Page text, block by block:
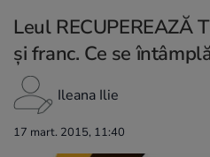
Leul RECUPEREAZĂ
și franc. Ce se
Ileana Ilie
17 mart. 2015, 11:40